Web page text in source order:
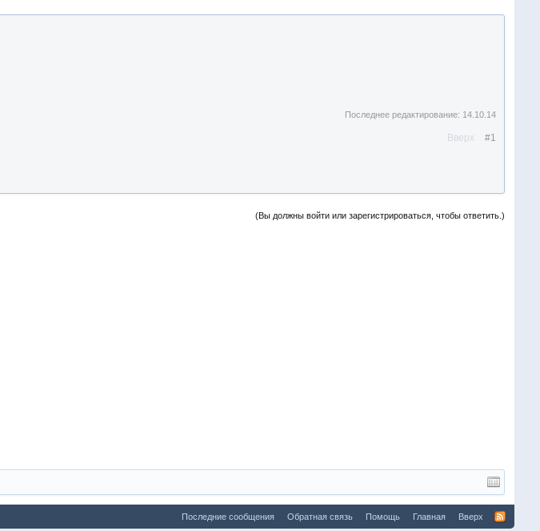
Последнее редактирование: 14.10.14
#1
Вверх
(Вы должны войти или зарегистрироваться, чтобы ответить.)
Последние сообщения Обратная связь Помощь Главная Вверх